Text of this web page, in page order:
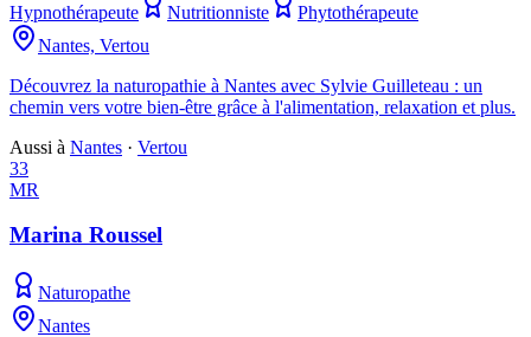
Hypnothérapeute
Nutritionniste
Phytothérapeute
Nantes, Vertou
Découvrez la naturopathie à Nantes avec Sylvie Guilleteau : un
chemin vers votre bien-être grâce à l'alimentation, relaxation et plus.
Aussi à Nantes · Vertou
33
MR
Marina Roussel
Naturopathe
Nantes